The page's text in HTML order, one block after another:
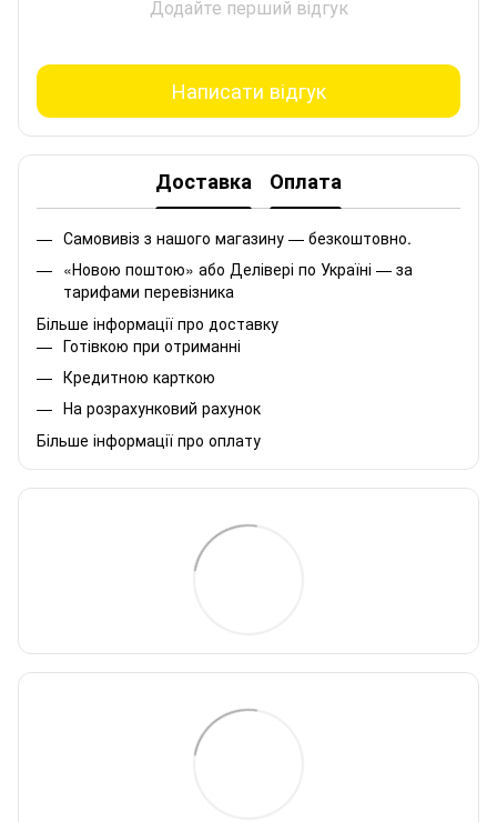
Додайте перший відгук
Написати відгук
Доставка Оплата
Самовивіз з нашого магазину — безкоштовно.
«Новою поштою» або Делівері по Україні — за
тарифами перевізника
Більше інформації про доставку
Готівкою при отриманні
Кредитною карткою
На розрахунковий рахунок
Більше інформації про оплату